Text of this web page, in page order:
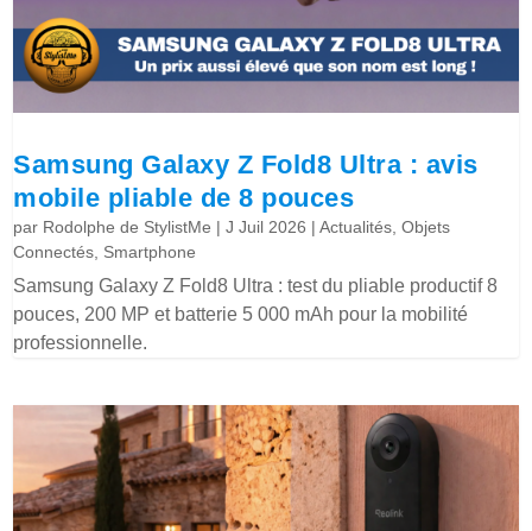
Samsung Galaxy Z Fold8 Ultra : avis
mobile pliable de 8 pouces
par Rodolphe de StylistMe |J Juil 2026 |Actualités,Objets
Connectés, Smartphone
Samsung Galaxy Z Fold8 Ultra : test du pliable productif 8
pouces, 200 MP et batterie 5 000 mAh pour la mobilité
professionnelle.